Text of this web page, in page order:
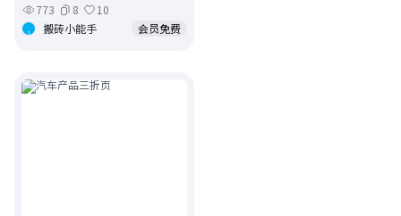
773
8
10
搬砖小能手
会员免费